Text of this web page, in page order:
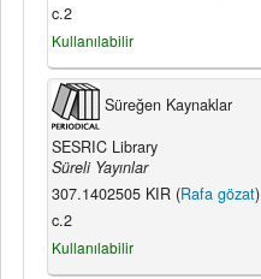
c.2
Kullanılabilir
Süreğen Kaynaklar
SESRIC Library
Süreli Yayınlar
307.1402505 KIR (Rafa gözat)
c.2
Kullanılabilir